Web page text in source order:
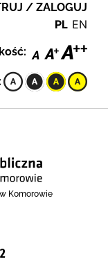
/ ZALOGUJ
PL EN
Komorowie